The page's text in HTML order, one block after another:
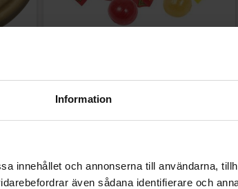
Information
innehållet och annonserna till användarna,
även sådana identifierare och